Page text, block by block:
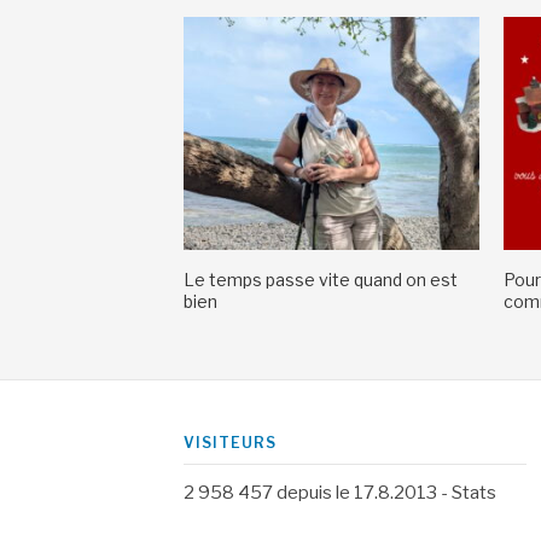
Le temps passe vite quand on est
bien
VISITEURS
2 958 457depuis le 17.8.2013 - Stats